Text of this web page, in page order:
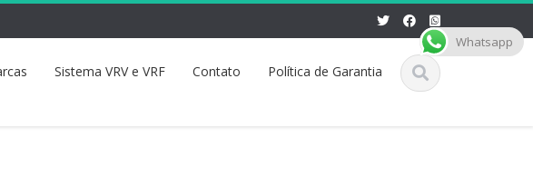
Sistema VRV e VRF Contato Política de Garantia
Whatsapp